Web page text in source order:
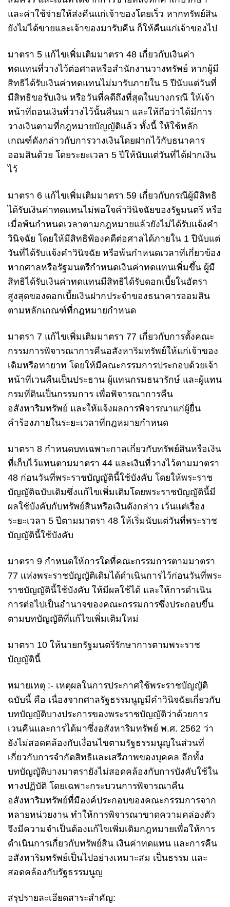
และค่าใช้จ่ายให้ส่งคืนแก่เจ้าของโดยเร็ว หากทรัพย์สิน
ยังไม่ได้ขายและเจ้าของมารับคืน ก็ให้คืนแก่เจ้าของไป
มาตรา 5 แก้ไขเพิ่มเติมมาตรา 48 เกี่ยวกับเงินค่า
ทดแทนที่วางไว้ต่อศาลหรือสำนักงานวางทรัพย์ หากผู้มี
สิทธิได้รับเงินค่าทดแทนไม่มารับภายใน 5 ปีนับแต่วันที่
มีสิทธิขอรับเงิน หรือวันที่คดีถึงที่สุดในบางกรณี ให้เจ้า
หน้าที่ถอนเงินที่วางไว้นั้นคืนมา และให้ถือว่าได้มีการ
วางเงินตามที่กฎหมายบัญญัติแล้ว ทั้งนี้ ให้ใช้หลัก
เกณฑ์ดังกล่าวกับการวางเงินโดยฝากไว้กับธนาคาร
ออมสินด้วย โดยระยะเวลา 5 ปีให้นับแต่วันที่ได้ฝากเงิน
ไว้
มาตรา 6 แก้ไขเพิ่มเติมมาตรา 59 เกี่ยวกับกรณีผู้มีสิทธิ
ได้รับเงินค่าทดแทนไม่พอใจคำวินิจฉัยของรัฐมนตรี หรือ
เมื่อพ้นกำหนดเวลาตามกฎหมายแล้วยังไม่ได้รับแจ้งคำ
วินิจฉัย โดยให้มีสิทธิฟ้องคดีต่อศาลได้ภายใน 1 ปีนับแต่
วันที่ได้รับแจ้งคำวินิจฉัย หรือพ้นกำหนดเวลาที่เกี่ยวข้อง
หากศาลหรือรัฐมนตรีกำหนดเงินค่าทดแทนเพิ่มขึ้น ผู้มี
สิทธิได้รับเงินค่าทดแทนมีสิทธิได้รับดอกเบี้ยในอัตรา
สูงสุดของดอกเบี้ยเงินฝากประจำของธนาคารออมสิน
ตามหลักเกณฑ์ที่กฎหมายกำหนด
มาตรา 7 แก้ไขเพิ่มเติมมาตรา 77 เกี่ยวกับการตั้งคณะ
กรรมการพิจารณาการคืนอสังหาริมทรัพย์ให้แก่เจ้าของ
เดิมหรือทายาท โดยให้มีคณะกรรมการประกอบด้วยเจ้า
หน้าที่เวนคืนเป็นประธาน ผู้แทนกรมธนารักษ์ และผู้แทน
กรมที่ดินเป็นกรรมการ เพื่อพิจารณาการคืน
อสังหาริมทรัพย์ และให้แจ้งผลการพิจารณาแก่ผู้ยื่น
คำร้องภายในระยะเวลาที่กฎหมายกำหนด
มาตรา 8 กำหนดบทเฉพาะกาลเกี่ยวกับทรัพย์สินหรือเงิน
ที่เก็บไว้แทนตามมาตรา 44 และเงินที่วางไว้ตามมาตรา
48 ก่อนวันที่พระราชบัญญัตินี้ใช้บังคับ โดยให้พระราช
บัญญัติฉบับเดิมซึ่งแก้ไขเพิ่มเติมโดยพระราชบัญญัตินี้มี
ผลใช้บังคับกับทรัพย์สินหรือเงินดังกล่าว เว้นแต่เรื่อง
ระยะเวลา 5 ปีตามมาตรา 48 ให้เริ่มนับแต่วันที่พระราช
บัญญัตินี้ใช้บังคับ
มาตรา 9 กำหนดให้การใดที่คณะกรรมการตามมาตรา
77 แห่งพระราชบัญญัติเดิมได้ดำเนินการไว้ก่อนวันที่พระ
ราชบัญญัตินี้ใช้บังคับ ให้มีผลใช้ได้ และให้การดำเนิน
การต่อไปเป็นอำนาจของคณะกรรมการซึ่งประกอบขึ้น
ตามบทบัญญัติที่แก้ไขเพิ่มเติมใหม่
มาตรา 10 ให้นายกรัฐมนตรีรักษาการตามพระราช
บัญญัตินี้
หมายเหตุ :- เหตุผลในการประกาศใช้พระราชบัญญัติ
ฉบับนี้ คือ เนื่องจากศาลรัฐธรรมนูญมีคำวินิจฉัยเกี่ยวกับ
บทบัญญัติบางประการของพระราชบัญญัติว่าด้วยการ
เวนคืนและการได้มาซึ่งอสังหาริมทรัพย์ พ.ศ. 2562 ว่า
ยังไม่สอดคล้องกับเงื่อนไขตามรัฐธรรมนูญในส่วนที่
เกี่ยวกับการจำกัดสิทธิและเสรีภาพของบุคคล อีกทั้ง
บทบัญญัติบางมาตรายังไม่สอดคล้องกับการบังคับใช้ใน
ทางปฏิบัติ โดยเฉพาะกระบวนการพิจารณาคืน
อสังหาริมทรัพย์ที่มีองค์ประกอบของคณะกรรมการจาก
หลายหน่วยงาน ทำให้การพิจารณาขาดความคล่องตัว
จึงมีความจำเป็นต้องแก้ไขเพิ่มเติมกฎหมายเพื่อให้การ
ดำเนินการเกี่ยวกับทรัพย์สิน เงินค่าทดแทน และการคืน
อสังหาริมทรัพย์เป็นไปอย่างเหมาะสม เป็นธรรม และ
สอดคล้องกับรัฐธรรมนูญ
สรุปรายละเอียดสาระสำคัญ: